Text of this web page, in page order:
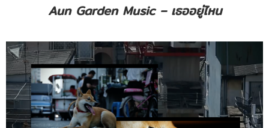
Aun Garden Music – เธออยู่ไหน